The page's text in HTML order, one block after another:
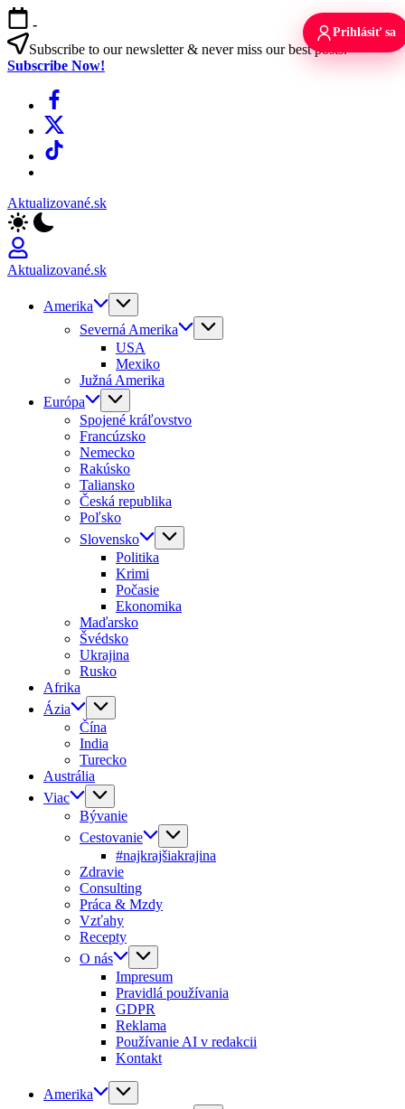
Skip
to
content
-
Subscribe to our newsletter & never miss our best posts.
Subscribe Now!
Facebook
X
TikTok
Aktualizované.sk
Aktualizované.sk
Amerika
Severná Amerika
USA
Mexiko
Južná Amerika
Európa
Spojené kráľovstvo
Francúzsko
Nemecko
Rakúsko
Taliansko
Česká republika
Poľsko
Slovensko
Politika
Krimi
Počasie
Ekonomika
Maďarsko
Švédsko
Ukrajina
Rusko
Afrika
Ázia
Čína
India
Turecko
Austrália
Viac
Bývanie
Cestovanie
#najkrajšiakrajina
Zdravie
Consulting
Práca & Mzdy
Vzťahy
Recepty
O nás
Impresum
Pravidlá používania
GDPR
Reklama
Používanie AI v redakcii
Kontakt
Amerika
Prihlásiť sa